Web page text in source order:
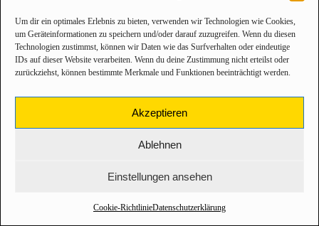
Um dir ein optimales Erlebnis zu bieten, verwenden wir Technologien wie Cookies,
um Geräteinformationen zu speichern und/oder darauf zuzugreifen. Wenn du diesen
Technologien zustimmst, können wir Daten wie das Surfverhalten oder eindeutige
IDs auf dieser Website verarbeiten. Wenn du deine Zustimmung nicht erteilst oder
zurückziehst, können bestimmte Merkmale und Funktionen beeinträchtigt werden.
Akzeptieren
Ablehnen
Einstellungen ansehen
Cookie-RichtlinieDatenschutzerklärung